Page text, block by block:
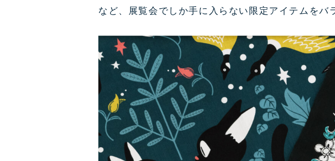
など、展覧会でしか手に入らない限定アイテムをバ